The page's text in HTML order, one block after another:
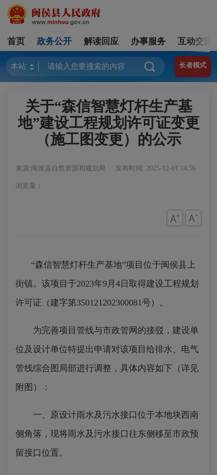
首页 政务公开 解读回应 办事服务 互动交流
长者模式
关于“森信智慧灯杆生产基
地”建设工程规划许可证变更
（施工图变更）的公示
来源:闽侯县自然资源和规划局 发布时间: 2025-12-01 14:56
浏览量：
“森信智慧灯杆生产基地”项目位于闽侯县上
街镇。该项目于2023年9月4日取得建设工程规划
许可证（建字第350121202300081号）。
为完善项目管线与市政管网的接驳，建设单
位及设计单位特提出申请对该项目给排水、电气
管线综合图局部进行调整，具体内容如下（详见
附图）：
一、原设计雨水及污水接口位于本地块西南
侧角落，现将雨水及污水接口往东侧移至市政预
留接口位置。